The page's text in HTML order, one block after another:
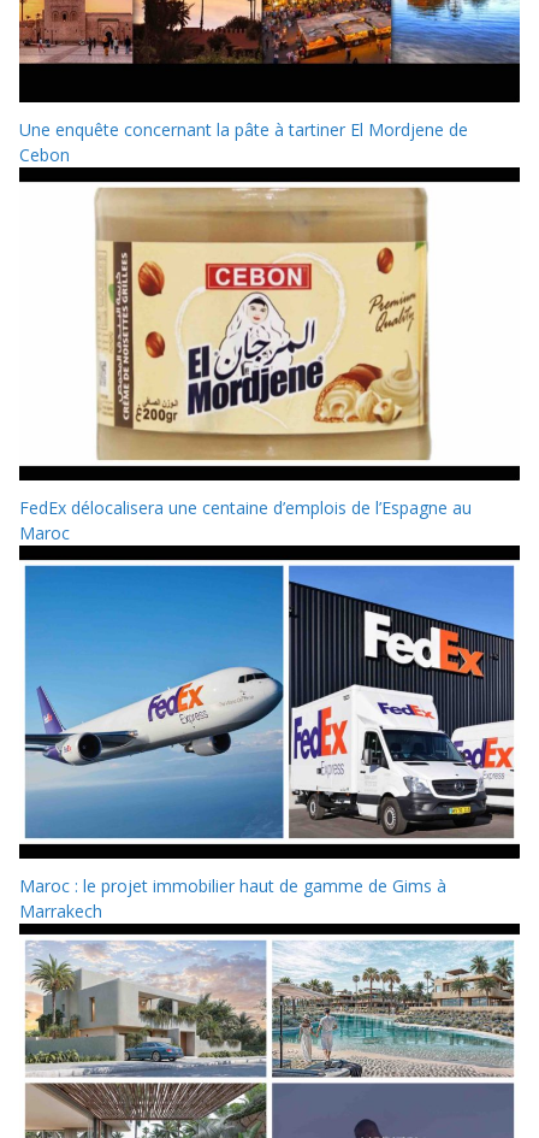
Une enquête concernant la pâte à tartiner El Mordjene de
Cebon
FedEx délocalisera une centaine d’emplois de l’Espagne au
Maroc
Maroc : le projet immobilier haut de gamme de Gims à
Marrakech